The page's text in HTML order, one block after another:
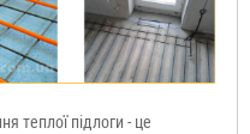
теплої підлоги - це